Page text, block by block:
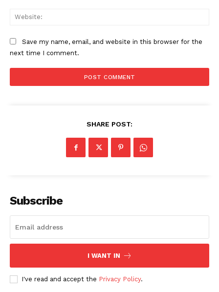
Save my name, email, and website in this browser for the
next time I comment.
SHARE POST:
Subscribe
I WANT IN
I've read and accept the Privacy Policy.